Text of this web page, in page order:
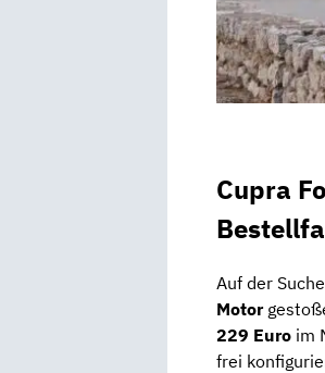
Cupra
Auf der
Motor
229 Euro im
frei